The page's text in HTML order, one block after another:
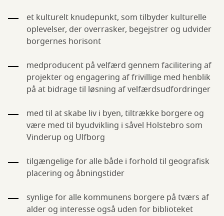
et kulturelt knudepunkt, som tilbyder kulturelle
oplevelser, der overrasker, begejstrer og udvider
borgernes horisont
medproducent på velfærd gennem facilitering af
projekter og engagering af frivillige med henblik
på at bidrage til løsning af velfærdsudfordringer
med til at skabe liv i byen, tiltrække borgere og
være med til byudvikling i såvel Holstebro som
Vinderup og Ulfborg
tilgængelige for alle både i forhold til geografisk
placering og åbningstider
synlige for alle kommunens borgere på tværs af
alder og interesse også uden for biblioteket